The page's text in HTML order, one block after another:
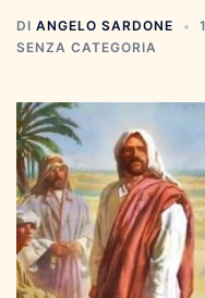
DI ANGELO SARDONE
SENZA CATEGORIA